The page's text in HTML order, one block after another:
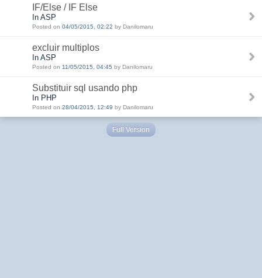
IF/Else / IF Else
In ASP
Posted on 04/05/2015, 02:22 by Danilomaru
excluir multiplos
In ASP
Posted on 11/05/2015, 04:45 by Danilomaru
Substituir sql usando php
In PHP
Posted on 28/04/2015, 12:49 by Danilomaru
Full Version